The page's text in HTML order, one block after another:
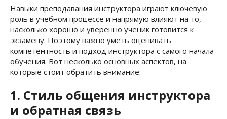
Навыки преподавания инструктора играют ключевую
роль в учебном процессе и напрямую влияют на то,
насколько хорошо и уверенно ученик готовится к
экзамену. Поэтому важно уметь оценивать
компетентность и подход инструктора с самого начала
обучения. Вот несколько основных аспектов, на
которые стоит обратить внимание:
1. Стиль общения инструктора
и обратная связь